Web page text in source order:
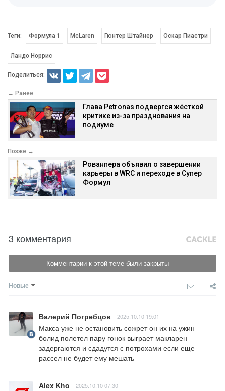
Теги: Формула 1 McLaren Гюнтер Штайнер Оскар Пиастри
Ландо Норрис
Поделиться:
← Ранее
Глава Petronas подвергся жёсткой
критике из-за празднования на
подиуме
Позже →
Рованпера объявил о завершении
карьеры в WRC и переходе в Супер
Формул
3 комментария
Комментарии к этой теме были закрыты
Новые
Валерий Погребцов 2025.10.10 19:01
Макса уже не остановить сожрет он их на ужин
болид полетел пару гонок выграет макларен
задергаются и сдадутся с потрохами если еще
рассел не будет ему мешать
Alex Kho 2025.10.10 07:30